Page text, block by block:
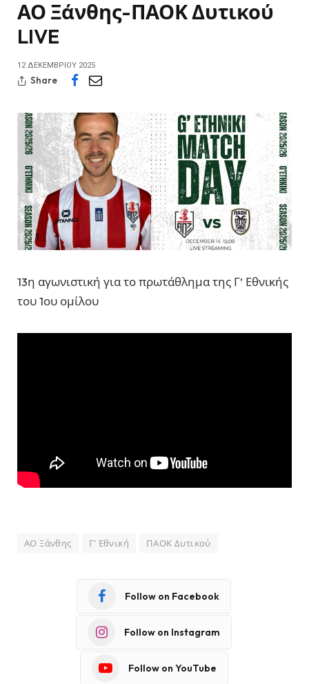
ΑΟ Ξάνθης-ΠΑΟΚ Δυτικού
LIVE
12 ΔΕΚΕΜΒΡΊΟΥ 2025
Share
13η αγωνιστική για το πρωτάθλημα της Γ’ Εθνικής
του 1ου ομίλου
ΑΟ Ξάνθης Γ' Εθνική ΠΑΟΚ Δυτικού
Follow on Facebook
Follow on Instagram
Follow on YouTube